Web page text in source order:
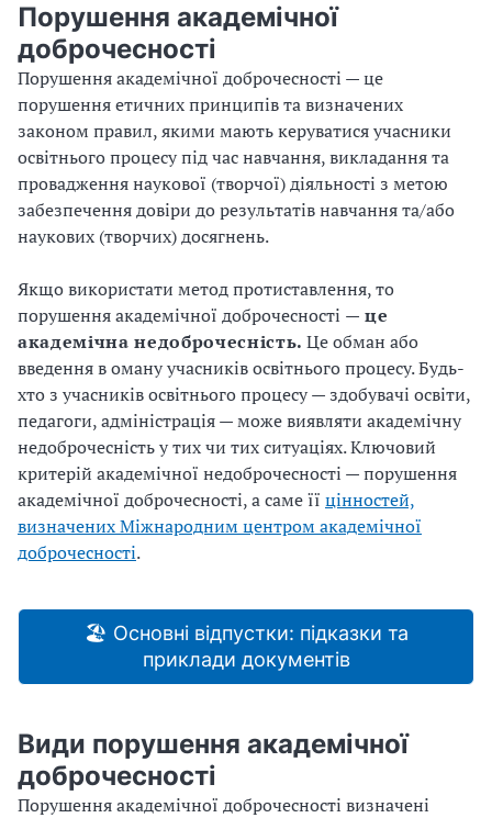
Порушення академічної
доброчесності
Порушення академічної доброчесності — це
порушення етичних принципів та визначених
законом правил, якими мають керуватися учасники
освітнього процесу під час навчання, викладання та
провадження наукової (творчої) діяльності з метою
забезпечення довіри до результатів навчання та/або
наукових (творчих) досягнень.
Якщо використати метод протиставлення, то
порушення академічної доброчесності — це
академічна недоброчесність.Це обман або
введення в оману учасників освітнього процесу. Будь-
хто з учасників освітнього процесу — здобувачі освіти,
педагоги, адміністрація — може виявляти академічну
недоброчесність у тих чи тих ситуаціях. Ключовий
критерій академічної недоброчесності — порушення
академічної доброчесності, а саме її цінностей,
визначених Міжнародним центром академічної
доброчесності.
🏖 Основні відпустки: підказки та
приклади документів
Види порушення академічної
доброчесності
Порушення академічної доброчесності визначені